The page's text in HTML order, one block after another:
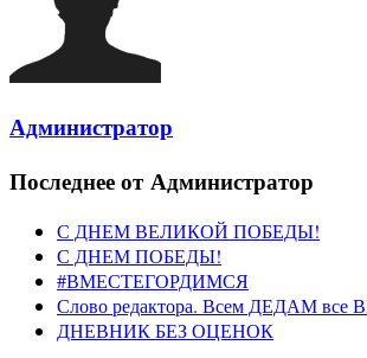
Администратор
Последнее от Администратор
С ДНЕМ ВЕЛИКОЙ ПОБЕДЫ!
С ДНЕМ ПОБЕДЫ!
#ВМЕСТЕГОРДИМСЯ
Слово редактора. Всем ДЕДАМ все
ДНЕВНИК БЕЗ ОЦЕНОК